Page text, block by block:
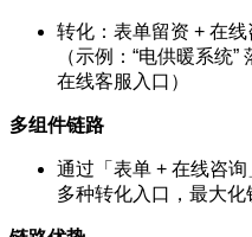
转化：表单留资 + 在
（示例：“电供暖系统
在线客服入口）
多组件链路
通过「表单 + 在线咨
多种转化入口，最大化